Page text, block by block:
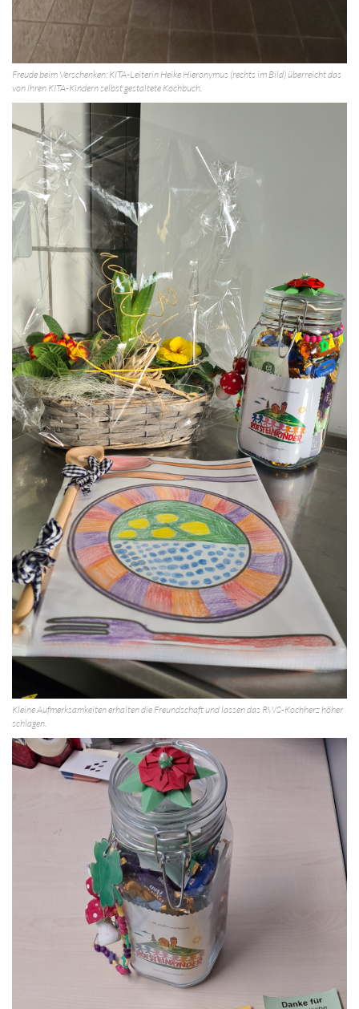
Freude beim Verschenken: KITA-Leiterin Heike Hieronymus (rechts im Bild) überreicht das
von ihren KITA-Kindern selbst gestaltete Kochbuch.
Kleine Aufmerksamkeiten erhalten die Freundschaft und lassen das RWS-Kochherz höher
schlagen.